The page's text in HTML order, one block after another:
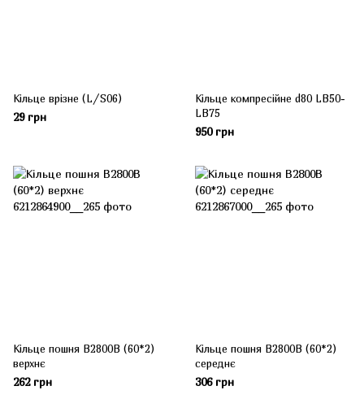
Кільце врізне (L/S06)
29 грн
Кільце компресійне d80 LB50-
LB75
950 грн
Кільце пошня B2800B (60*2)
верхнє
262 грн
Кільце пошня B2800B (60*2)
середнє
306 грн